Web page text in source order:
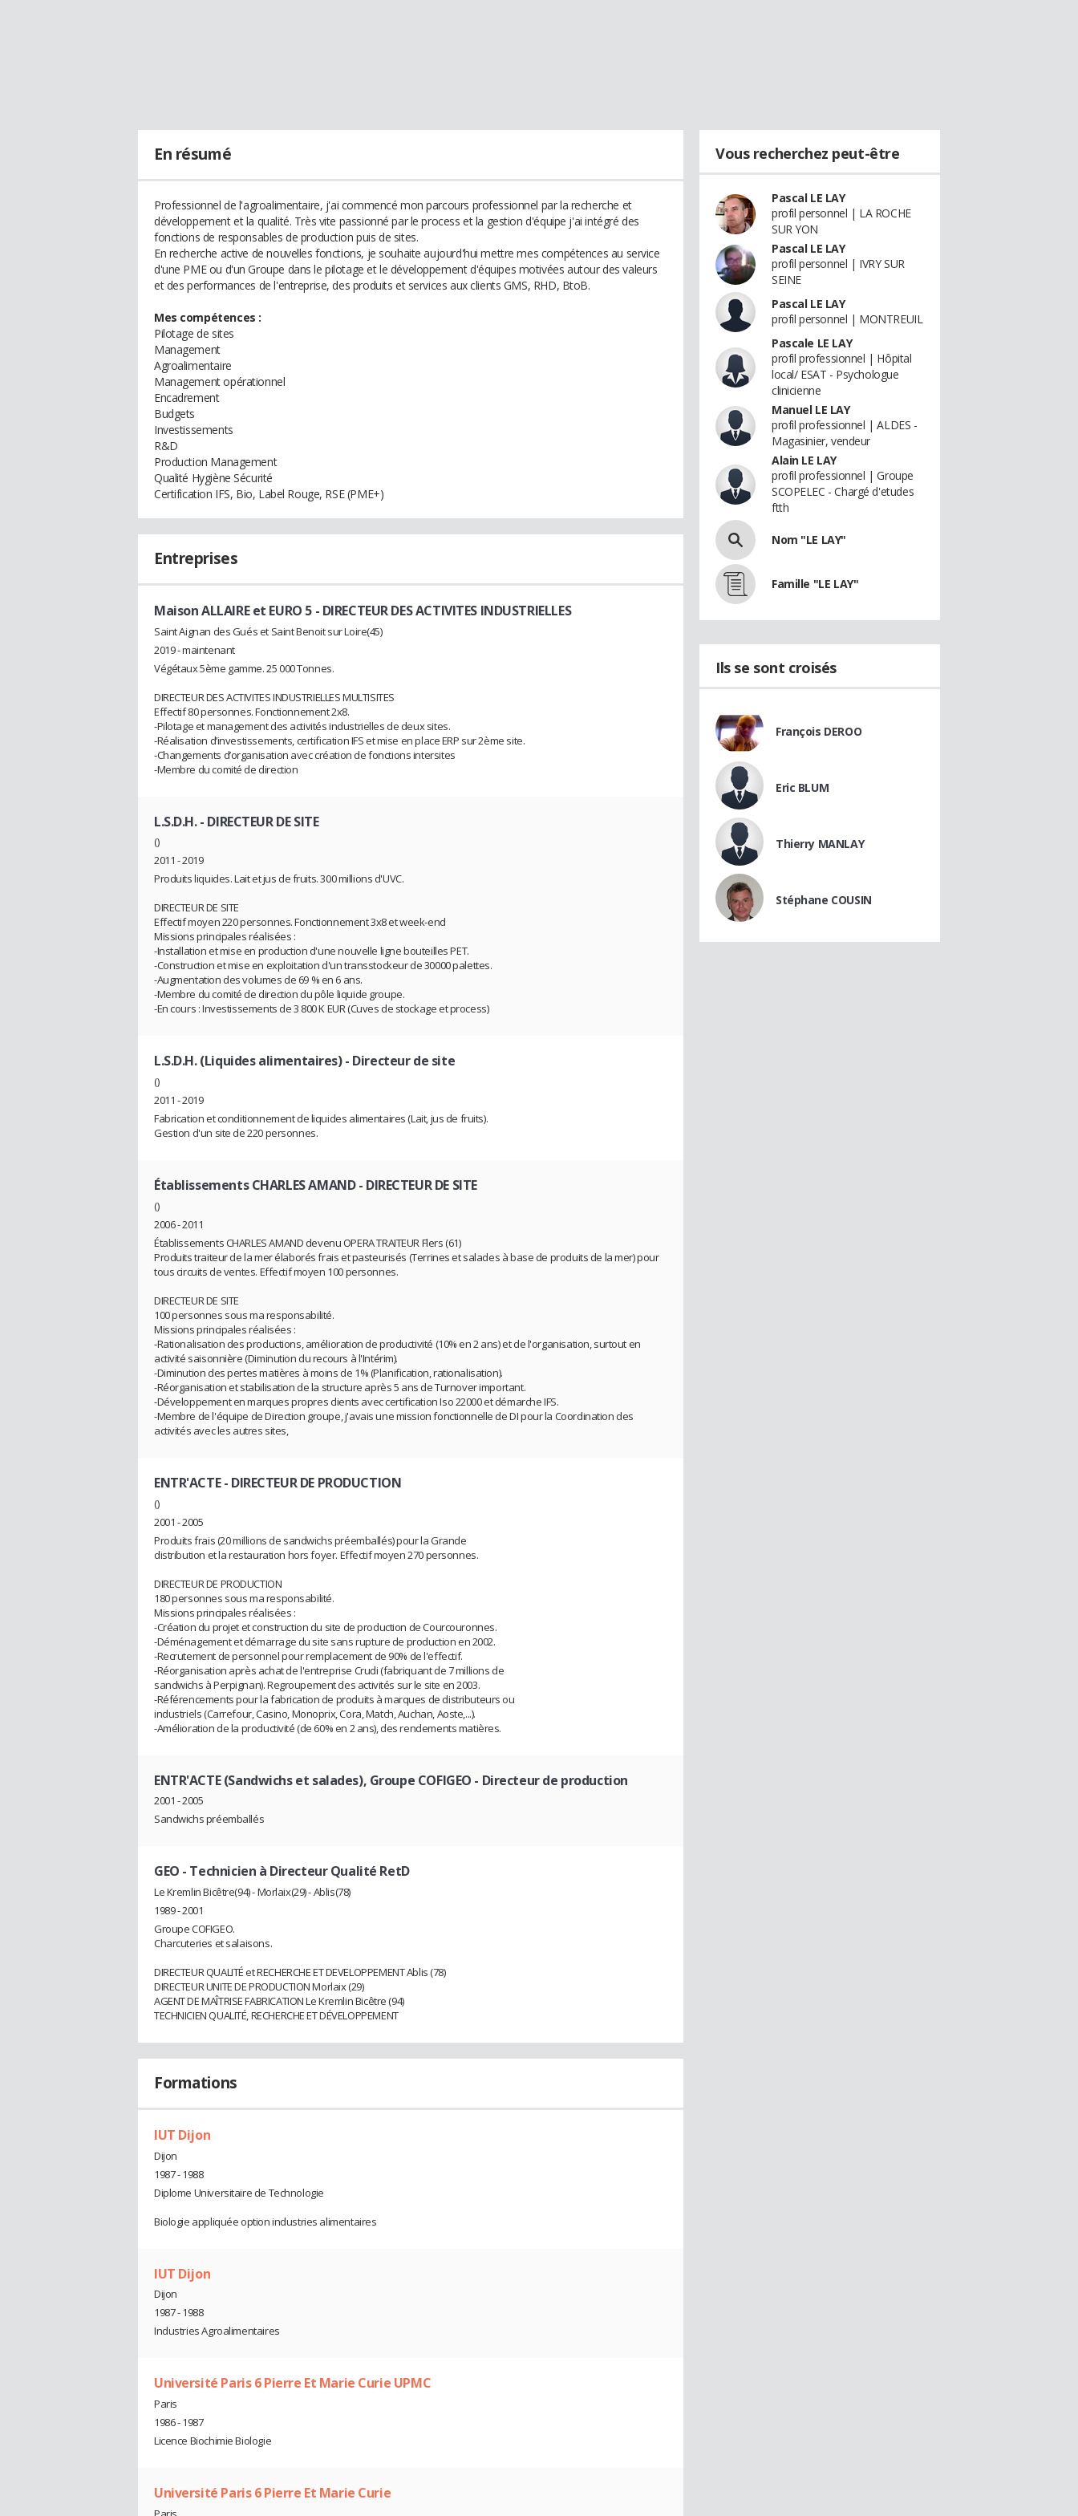
En résumé
Professionnel de l'agroalimentaire, j'ai commencé mon parcours professionnel par la recherche et
développement et la qualité. Très vite passionné par le process et la gestion d'équipe j'ai intégré des
fonctions de responsables de production puis de sites.
En recherche active de nouvelles fonctions, je souhaite aujourd'hui mettre mes compétences au service
d'une PME ou d'un Groupe dans le pilotage et le développement d'équipes motivées autour des valeurs
et des performances de l'entreprise, des produits et services aux clients GMS, RHD, BtoB.
Mes compétences :
Pilotage de sites
Management
Agroalimentaire
Management opérationnel
Encadrement
Budgets
Investissements
R&D
Production Management
Qualité Hygiène Sécurité
Certification IFS, Bio, Label Rouge, RSE (PME+)
Entreprises
Maison ALLAIRE et EURO 5- DIRECTEUR DES ACTIVITES INDUSTRIELLES
Saint Aignan des Gués et Saint Benoit sur Loire(45)
2019 - maintenant
Végétaux 5ème gamme. 25 000 Tonnes.
DIRECTEUR DES ACTIVITES INDUSTRIELLES MULTISITES
Effectif 80 personnes. Fonctionnement 2x8.
-Pilotage et management des activités industrielles de deux sites.
-Réalisation d’investissements, certification IFS et mise en place ERP sur 2ème site.
-Changements d’organisation avec création de fonctions intersites
-Membre du comité de direction
L.S.D.H.- DIRECTEUR DE SITE
()
2011 - 2019
Produits liquides. Lait et jus de fruits. 300 millions d'UVC.
DIRECTEUR DE SITE
Effectif moyen 220 personnes. Fonctionnement 3x8 et week-end
Missions principales réalisées :
-Installation et mise en production d'une nouvelle ligne bouteilles PET.
-Construction et mise en exploitation d'un transstockeur de 30000 palettes.
-Augmentation des volumes de 69 % en 6 ans.
-Membre du comité de direction du pôle liquide groupe.
-En cours : Investissements de 3 800 K EUR (Cuves de stockage et process)
L.S.D.H. (Liquides alimentaires)- Directeur de site
()
2011 - 2019
Fabrication et conditionnement de liquides alimentaires (Lait, jus de fruits).
Gestion d'un site de 220 personnes.
Établissements CHARLES AMAND- DIRECTEUR DE SITE
()
2006 - 2011
Établissements CHARLES AMAND devenu OPERA TRAITEUR Flers (61)
Produits traiteur de la mer élaborés frais et pasteurisés (Terrines et salades à base de produits de la mer) pour
tous circuits de ventes. Effectif moyen 100 personnes.
DIRECTEUR DE SITE
100 personnes sous ma responsabilité.
Missions principales réalisées :
-Rationalisation des productions, amélioration de productivité (10% en 2 ans) et de l'organisation, surtout en
activité saisonnière (Diminution du recours à l'Intérim).
-Diminution des pertes matières à moins de 1% (Planification, rationalisation).
-Réorganisation et stabilisation de la structure après 5 ans de Turnover important.
-Développement en marques propres clients avec certification Iso 22000 et démarche IFS.
-Membre de l'équipe de Direction groupe, j'avais une mission fonctionnelle de DI pour la Coordination des
activités avec les autres sites,
ENTR'ACTE- DIRECTEUR DE PRODUCTION
()
2001 - 2005
Produits frais (20 millions de sandwichs préemballés) pour la Grande
distribution et la restauration hors foyer. Effectif moyen 270 personnes.
DIRECTEUR DE PRODUCTION
180 personnes sous ma responsabilité.
Missions principales réalisées :
-Création du projet et construction du site de production de Courcouronnes.
-Déménagement et démarrage du site sans rupture de production en 2002.
-Recrutement de personnel pour remplacement de 90% de l'effectif.
-Réorganisation après achat de l'entreprise Crudi (fabriquant de 7 millions de
sandwichs à Perpignan). Regroupement des activités sur le site en 2003.
-Référencements pour la fabrication de produits à marques de distributeurs ou
industriels (Carrefour, Casino, Monoprix, Cora, Match, Auchan, Aoste,...).
-Amélioration de la productivité (de 60% en 2 ans), des rendements matières.
ENTR'ACTE (Sandwichs et salades), Groupe COFIGEO - Directeur de production
2001 - 2005
Sandwichs préemballés
GEO - Technicien à Directeur Qualité RetD
Le Kremlin Bicêtre(94) - Morlaix(29) - Ablis(78)
1989 - 2001
Groupe COFIGEO.
Charcuteries et salaisons.
DIRECTEUR QUALITÉ et RECHERCHE ET DEVELOPPEMENT Ablis (78)
DIRECTEUR UNITE DE PRODUCTION Morlaix (29)
AGENT DE MAÎTRISE FABRICATION Le Kremlin Bicêtre (94)
TECHNICIEN QUALITÉ, RECHERCHE ET DÉVELOPPEMENT
Formations
IUT Dijon
Dijon
1987 - 1988
Diplome Universitaire de Technologie
Biologie appliquée option industries alimentaires
IUT Dijon
Dijon
1987 - 1988
Industries Agroalimentaires
Université Paris 6 Pierre Et Marie Curie UPMC
Paris
1986 - 1987
Licence Biochimie Biologie
Université Paris 6 Pierre Et Marie Curie
Vous recherchez peut-être
Pascal LE LAY
profil personnel | LA ROCHE
SUR YON
Pascal LE LAY
profil personnel | IVRY SUR
SEINE
Pascal LE LAY
profil personnel | MONTREUIL
Pascale LE LAY
profil professionnel | Hôpital
local/ ESAT - Psychologue
clinicienne
Manuel LE LAY
profil professionnel | ALDES -
Magasinier, vendeur
Alain LE LAY
profil professionnel | Groupe
SCOPELEC - Chargé d'etudes
ftth
Nom "LE LAY"
Famille "LE LAY"
Ils se sont croisés
François DEROO
Eric BLUM
Thierry MANLAY
Stéphane COUSIN